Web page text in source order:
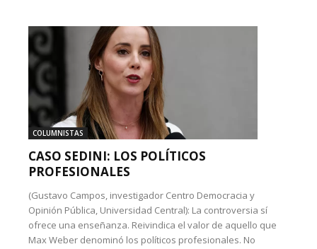
COLUMNISTAS
CASO SEDINI: LOS POLÍTICOS
PROFESIONALES
(Gustavo Campos, investigador Centro Democracia y
Opinión Pública, Universidad Central): La controversia sí
ofrece una enseñanza. Reivindica el valor de aquello que
Max Weber denominó los políticos profesionales. No